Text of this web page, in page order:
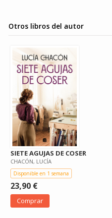
Otros libros del autor
SIETE AGUJAS DE COSER
CHACÓN, LUCÍA
Disponible en 1 semana
23,90 €
Comprar